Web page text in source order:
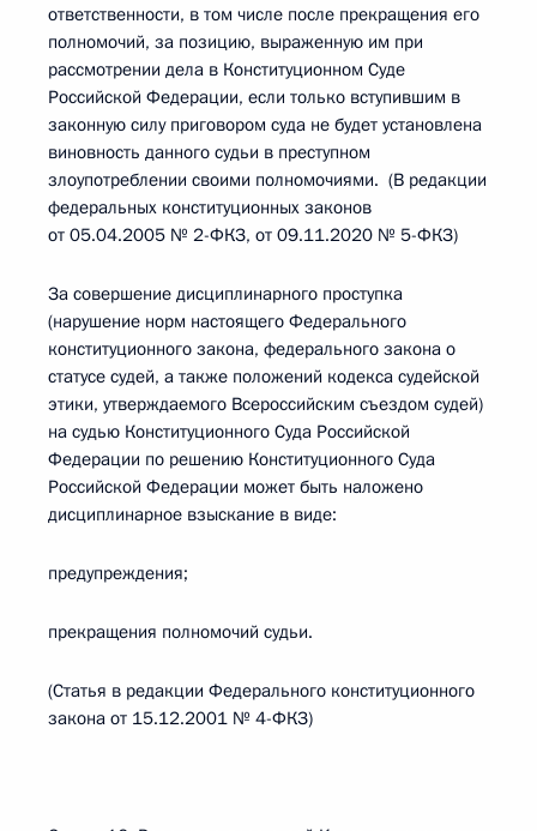
ответственности, в том числе после прекращения его
полномочий, за позицию, выраженную им при
рассмотрении дела в Конституционном Суде
Российской Федерации, если только вступившим в
законную силу приговором суда не будет установлена
виновность данного судьи в преступном
злоупотреблении своими полномочиями. (В редакции
федеральных конституционных законов
от 05.04.2005 № 2-ФКЗ, от 09.11.2020 № 5-ФКЗ)
За совершение дисциплинарного проступка
(нарушение норм настоящего Федерального
конституционного закона, федерального закона о
статусе судей, а также положений кодекса судейской
этики, утверждаемого Всероссийским съездом судей)
на судью Конституционного Суда Российской
Федерации по решению Конституционного Суда
Российской Федерации может быть наложено
дисциплинарное взыскание в виде:
предупреждения;
прекращения полномочий судьи.
(Статья в редакции Федерального конституционного
закона от 15.12.2001 № 4-ФКЗ)